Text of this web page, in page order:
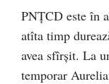
PNȚCD este în
atîta timp
avea sfîrșit. La
temporar